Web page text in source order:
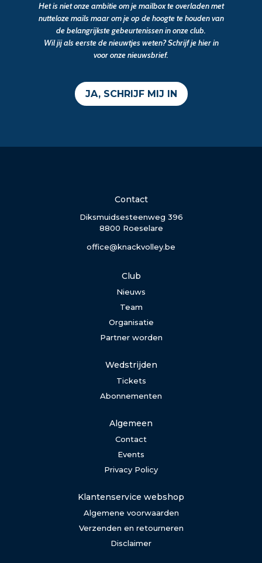
Het is niet onze ambitie om je mailbox te overladen met
nutteloze mails maar om je op de hoogte te houden van
de belangrijkste gebeurtenissen in onze club.
Wil jij als eerste de nieuwtjes weten? Schrijf je hier in
voor onze nieuwsbrief.
JA, SCHRIJF MIJ IN
Contact
Diksmuidsesteenweg 396
8800 Roeselare
office@knackvolley.be
Club
Nieuws
Team
Organisatie
Partner worden
Wedstrijden
Tickets
Abonnementen
Algemeen
Contact
Events
Privacy Policy
Klantenservice webshop
Algemene voorwaarden
Verzenden en retourneren
Disclaimer